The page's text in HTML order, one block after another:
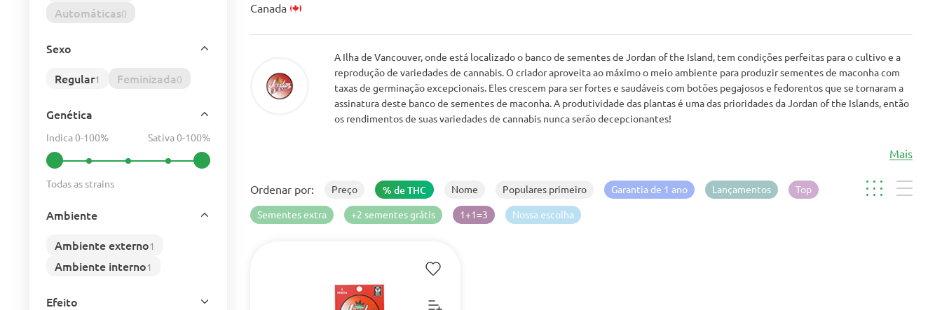
Automáticas0
Sexo
Regular1 Feminizada0
Genética
Indica 0-100% Sativa 0-100%
Todas as strains
Ambiente
Ambiente externo1
Ambiente interno1
Efeito
Canada
A Ilha de Vancouver, onde está localizado o banco de sementes de Jordan of the Island, tem condições perfeitas para o cultivo e a
reprodução de variedades de cannabis. O criador aproveita ao máximo o meio ambiente para produzir sementes de maconha com
taxas de germinação excepcionais. Eles crescem para ser fortes e saudáveis com botões pegajosos e fedorentos que se tornaram a
assinatura deste banco de sementes de maconha. A produtividade das plantas é uma das prioridades da Jordan of the Islands, então
os rendimentos de suas variedades de cannabis nunca serão decepcionantes!
Mais
Ordenar por: Preço % de THC Nome Populares primeiro Garantia de 1 ano Lançamentos
Top
Sementes extra
+2 sementes grátis 1+1=3 Nossa escolha